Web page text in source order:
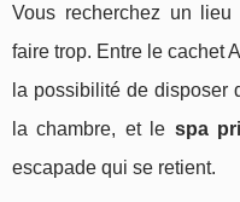
Vous recherchez un lieu
faire trop. Entre le cachet
la possibilité de disposer
la chambre, et le spa
escapade qui se retient.